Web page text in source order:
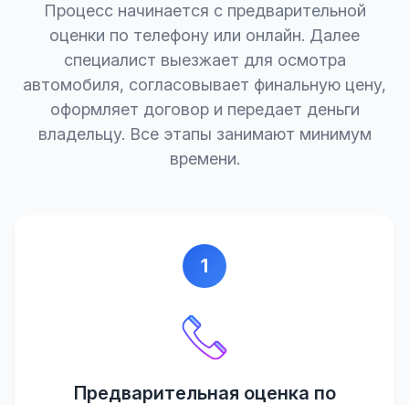
Процесс начинается с предварительной
оценки по телефону или онлайн. Далее
специалист выезжает для осмотра
автомобиля, согласовывает финальную цену,
оформляет договор и передает деньги
владельцу. Все этапы занимают минимум
времени.
1
Предварительная оценка по